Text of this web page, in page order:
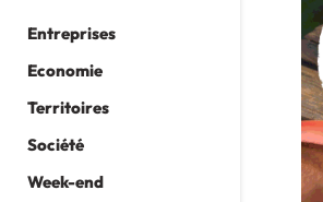
Entreprises
Economie
Territoires
Société
Week-end